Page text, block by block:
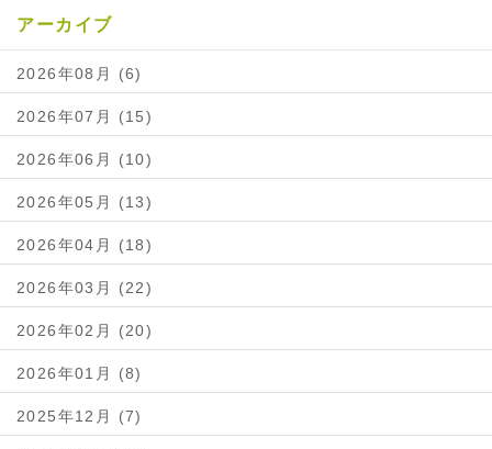
アーカイブ
2026年08月 (6)
2026年07月 (15)
2026年06月 (10)
2026年05月 (13)
2026年04月 (18)
2026年03月 (22)
2026年02月 (20)
2026年01月 (8)
2025年12月 (7)